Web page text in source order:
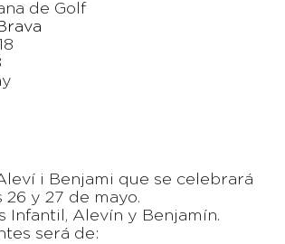
de Golf
i Benjami que se celebrará
26 y 27 de mayo.
Infantil, Alevín y Benjamín.
será de: